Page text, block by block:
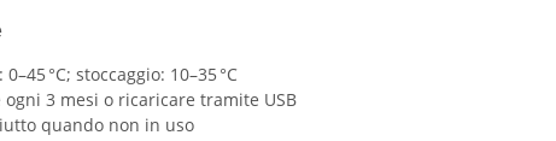
°C; stoccaggio: 10–35 °C
3 mesi o ricaricare tramite USB
quando non in uso